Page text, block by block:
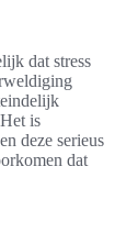
dat stress
is
deze serieus
dat